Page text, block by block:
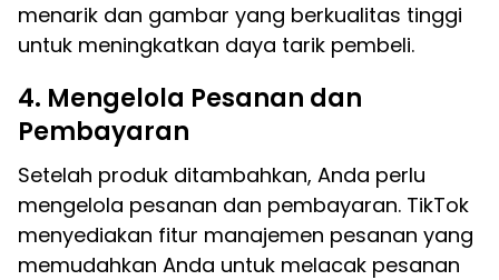
menarik dan gambar yang berkualitas tinggi
untuk meningkatkan daya tarik pembeli.
4. Mengelola Pesanan dan
Pembayaran
Setelah produk ditambahkan, Anda perlu
mengelola pesanan dan pembayaran. TikTok
menyediakan fitur manajemen pesanan yang
memudahkan Anda untuk melacak pesanan